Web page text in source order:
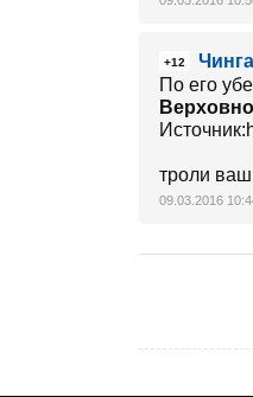
+12
По его
троли
09.03.2016